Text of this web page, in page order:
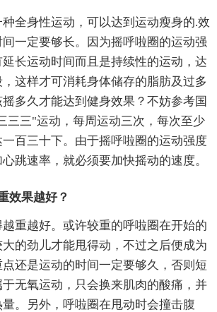
全身性运动，可以达到运动瘦身的.效
一定要够长。因为摇呼啦圈的运动强
长运动时间而且是持续性的运动，达
这样才可消耗身体储存的脂肪及过多
多久才能达到健身效果？不妨参考国
三三"运动，每周运动三次，每次至少
百三十下。由于摇呼啦圈的运动强度
跳速率，就必须要加快摇动的速度。
效果越好？
重越好。或许较重的呼啦圈在开始的
的劲儿才能甩得动，不过之后便成为
还是运动的时间一定要够久，否则短
无氧运动，只会换来肌肉的酸痛，并
。另外，呼啦圈在甩动时会撞击腹